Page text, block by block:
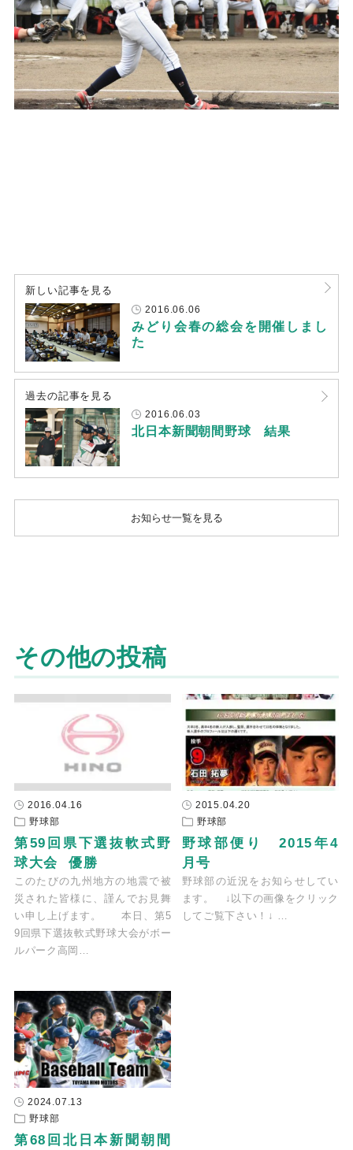
新しい記事を見る
2016.06.06
みどり会春の総会を開催しまし
た
過去の記事を見る
2016.06.03
北日本新聞朝間野球　結果
お知らせ一覧を見る
その他の投稿
2016.04.16
野球部
第59回県下選抜軟式野
球大会  優勝
このたびの九州地方の地震で被
災された皆様に、謹んでお見舞
い申し上げます。 本日、第5
9回県下選抜軟式野球大会がボー
ルパーク高岡…
2015.04.20
野球部
野球部便り　2015年4
月号
野球部の近況をお知らせしてい
ます。 ↓以下の画像をクリック
してご覧下さい！↓ …
2024.07.13
野球部
第68回北日本新聞朝間